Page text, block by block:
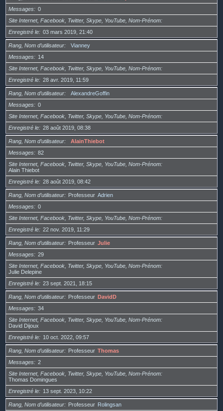
Messages
0
Site Internet, Facebook, Twitter, Skype, YouTube, Nom-Prénom
Enregistré le
03 mars 2019, 21:40
Rang, Nom d’utilisateur
Vianney
Messages
14
Site Internet, Facebook, Twitter, Skype, YouTube, Nom-Prénom
Enregistré le
28 avr. 2019, 11:59
Rang, Nom d’utilisateur
AlexandreGoffin
Messages
0
Site Internet, Facebook, Twitter, Skype, YouTube, Nom-Prénom
Enregistré le
28 août 2019, 08:38
Rang, Nom d’utilisateur
AlainThiebot
Messages
82
Site Internet, Facebook, Twitter, Skype, YouTube, Nom-Prénom
Alain Thiebot
Enregistré le
28 août 2019, 08:42
Rang, Nom d’utilisateur Professeur Adrien
Messages
0
Site Internet, Facebook, Twitter, Skype, YouTube, Nom-Prénom
Enregistré le
22 nov. 2019, 11:29
Rang, Nom d’utilisateur Professeur Julie
Messages
29
Site Internet, Facebook, Twitter, Skype, YouTube, Nom-Prénom
Julie Delepine
Enregistré le
23 sept. 2021, 18:15
Rang, Nom d’utilisateur Professeur DavidD
Messages
34
Site Internet, Facebook, Twitter, Skype, YouTube, Nom-Prénom
David Dijoux
Enregistré le
10 oct. 2022, 09:57
Rang, Nom d’utilisateur Professeur Thomas
Messages
2
Site Internet, Facebook, Twitter, Skype, YouTube, Nom-Prénom
Thomas Domingues
Enregistré le
13 sept. 2023, 10:22
Rang, Nom d’utilisateur Professeur Rolingsan